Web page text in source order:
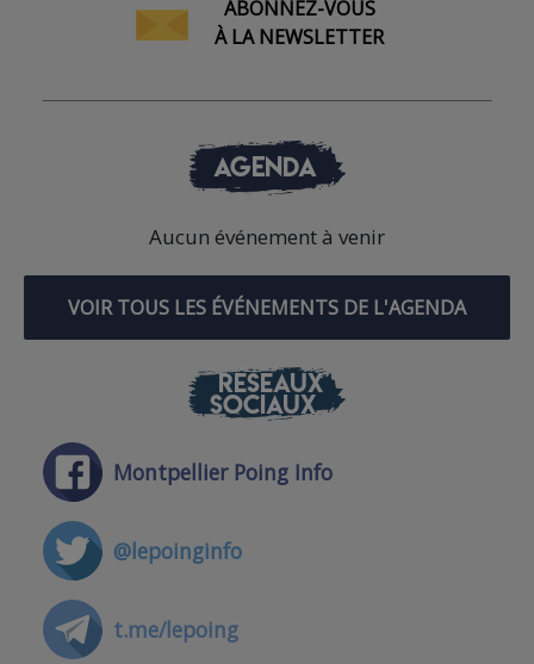
ABONNEZ-VOUS
À LA NEWSLETTER
AGENDA
Aucun événement à venir
VOIR TOUS LES ÉVÉNEMENTS DE L'AGENDA
RÉSEAUX
SOCIAUX
Montpellier Poing Info
@lepoinginfo
t.me/lepoing